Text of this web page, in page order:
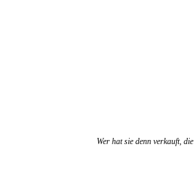
Wer hat sie denn verkauft,